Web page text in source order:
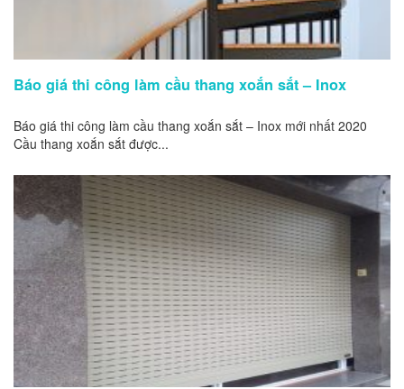
Báo giá thi công làm cầu thang xoắn sắt – Inox
Báo giá thi công làm cầu thang xoắn sắt – Inox mới nhất 2020
Cầu thang xoắn sắt được...